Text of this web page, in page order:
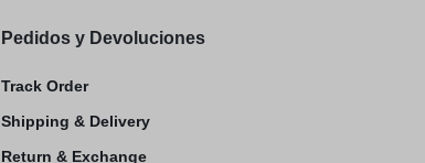
Pedidos y Devoluciones
Track Order
Shipping & Delivery
Return & Exchange